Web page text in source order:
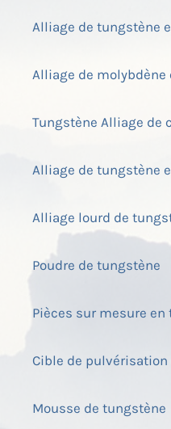
Alliage de tungstène
Alliage de
Tungstène Alliage de
Alliage de tungstène
Alliage lourd de
Poudre de tungstène
Pièces sur mesure en
Cible de
Mousse de tungstène